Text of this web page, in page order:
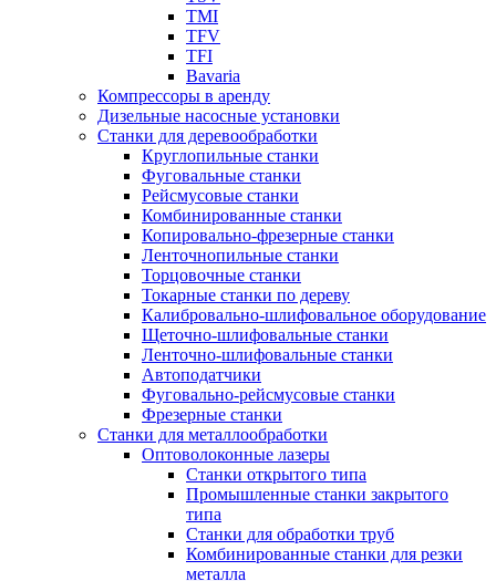
TMI
TFV
TFI
Bavaria
Компрессоры в аренду
Дизельные насосные установки
Станки для деревообработки
Круглопильные станки
Фуговальные станки
Рейсмусовые станки
Комбинированные станки
Копировально-фрезерные станки
Ленточнопильные станки
Торцовочные станки
Токарные станки по дереву
Калибровально-шлифовальное оборудование
Щеточно-шлифовальные станки
Ленточно-шлифовальные станки
Автоподатчики
Фуговально-рейсмусовые станки
Фрезерные станки
Станки для металлообработки
Оптоволоконные лазеры
Станки открытого типа
Промышленные станки закрытого
типа
Станки для обработки труб
Комбинированные станки для резки
металла